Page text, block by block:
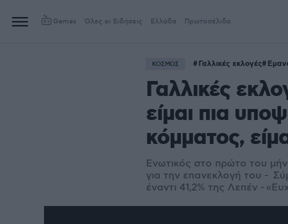
Games Όλες οι Ειδήσεις Ελλάδα Πρωτοσέλιδα
ΚΟΣΜΟΣ Γαλλικές εκλογές
Γαλλικές
είμαι πια
κόμματος,
Ενωτικός στο πρώτο του
για την επανεκλογή του -
έναντι 41,2% της Λεπέν -